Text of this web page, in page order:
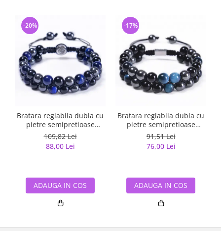
Bratara reglabila dubla cu
pietre semipretioase
BLA131
109,82 Lei
88,00 Lei
-20%
ADAUGA IN COS
Bratara reglabila dubla cu
pietre semipretioase
BLA127
91,51 Lei
76,00 Lei
-17%
ADAUGA IN COS